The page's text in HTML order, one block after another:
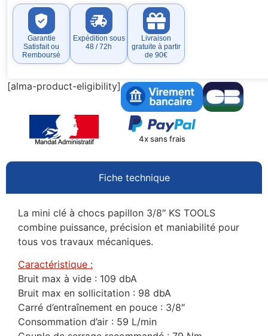
Garantie
Satisfait ou
Remboursé
Expédition sous
48 / 72h
Livraison
gratuite à partir
de 90€
[alma-product-eligibility]
4x sans frais
Fiche technique
La mini clé à chocs papillon 3/8″ KS TOOLS
combine puissance, précision et maniabilité pour
tous vos travaux mécaniques.
Caractéristique :
Bruit max à vide : 109 dbA
Bruit max en sollicitation : 98 dbA
Carré d’entraînement en pouce : 3/8″
Consommation d’air : 59 L/min